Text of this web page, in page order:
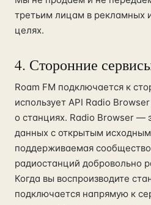
третьим лицам в рекламных
целях.
4. Сторонние
Roam FM подключается к
использует API Radio
о станциях. Radio Browser —
данных с открытым
поддерживаемая
радиостанций добровольно
Когда вы воспроизводите
подключается напрямую к